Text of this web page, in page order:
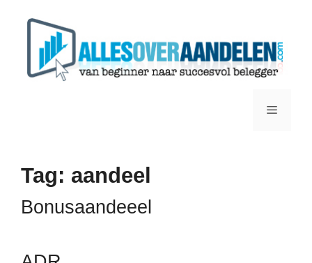
Menu
Tag: aandeel
Bonusaandeeel